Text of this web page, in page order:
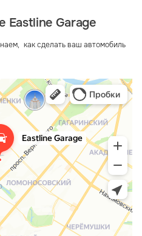
Eastline Garage
как сделать ваш автомобиль